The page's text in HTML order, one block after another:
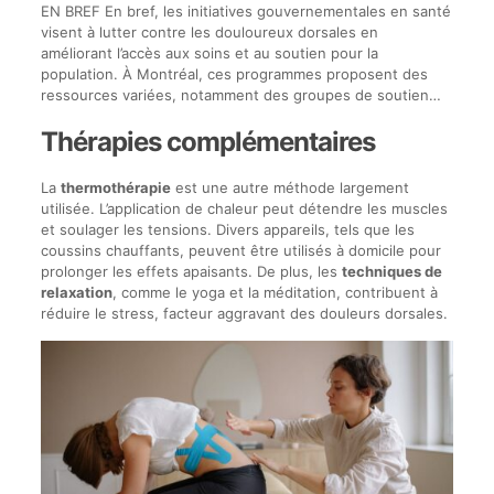
EN BREF En bref, les initiatives gouvernementales en santé
visent à lutter contre les douloureux dorsales en
améliorant l’accès aux soins et au soutien pour la
population. À Montréal, ces programmes proposent des
ressources variées, notamment des groupes de soutien…
Thérapies complémentaires
La thermothérapieest une autre méthode largement
utilisée. L’application de chaleur peut détendre les muscles
et soulager les tensions. Divers appareils, tels que les
coussins chauffants, peuvent être utilisés à domicile pour
prolonger les effets apaisants. De plus, les techniques de
relaxation, comme le yoga et la méditation, contribuent à
réduire le stress, facteur aggravant des douleurs dorsales.